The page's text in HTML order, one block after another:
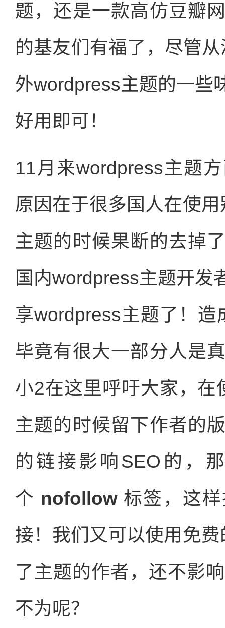
题，还是一款高仿豆瓣
的基友们有福了，尽管
外wordpress主题的一些
好用即可！
11月来wordpress主题
原因在于很多国人在使
主题的时候果断的去掉
国内wordpress主题开发
享wordpress主题了！
毕竟有很大一部分人是
小2在这里呼吁大家，在
主题的时候留下作者的
的链接影响SEO的，
个 nofollow 标签，这
接！我们又可以使用免
了主题的作者，还不影
不为呢？